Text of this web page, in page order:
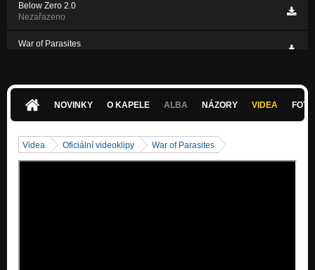
Below Zero 2.0
Nezařazeno
War of Parasites
Silenced Puppets
NOVINKY O KAPELE ALBA NÁZORY VIDEA
Videa Oficiální videoklipy War of Parasites